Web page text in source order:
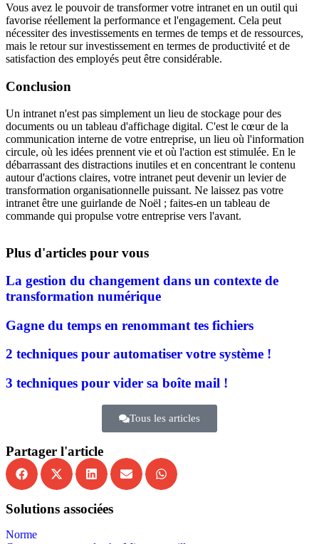
Vous avez le pouvoir de transformer votre intranet en un outil qui
favorise réellement la performance et l'engagement. Cela peut
nécessiter des investissements en termes de temps et de ressources,
mais le retour sur investissement en termes de productivité et de
satisfaction des employés peut être considérable.
Conclusion
Un intranet n'est pas simplement un lieu de stockage pour des
documents ou un tableau d'affichage digital. C'est le cœur de la
communication interne de votre entreprise, un lieu où l'information
circule, où les idées prennent vie et où l'action est stimulée. En le
débarrassant des distractions inutiles et en concentrant le contenu
autour d'actions claires, votre intranet peut devenir un levier de
transformation organisationnelle puissant. Ne laissez pas votre
intranet être une guirlande de Noël ; faites-en un tableau de
commande qui propulse votre entreprise vers l'avant.
Plus d'articles pour vous
La gestion du changement dans un contexte de
transformation numérique
Gagne du temps en renommant tes fichiers
2 techniques pour automatiser votre système !
3 techniques pour vider sa boîte mail !
Tous les articles
Partager l'article
Solutions associées
Norme